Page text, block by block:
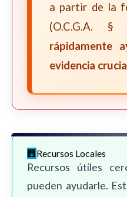
a partir de la
(O.C.G.A. §
rápidamente
evidencia
Recursos Locales
Recursos útiles
pueden ayudarle.